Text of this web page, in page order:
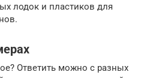
лодок и пластиков для
Ответить можно с разных